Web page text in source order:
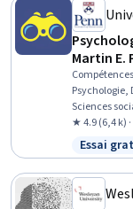
Martin E.
Sciences
Psychologie
★ 4.9 (6,4 k)
Statut :
Essai